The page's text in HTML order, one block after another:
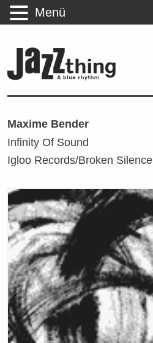
Maxime Bender
Infinity Of Sound
Igloo Records/Broken Silence
Menü